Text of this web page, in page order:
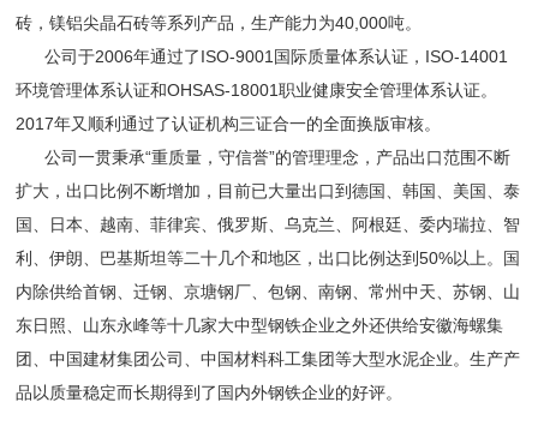
砖，镁铝尖晶石砖等系列产品，生产能力为40,000吨。
公司于2006年通过了ISO-9001国际质量体系认证，ISO-14001
环境管理体系认证和OHSAS-18001职业健康安全管理体系认证。
2017年又顺利通过了认证机构三证合一的全面换版审核。
公司一贯秉承“重质量，守信誉”的管理理念，产品出口范围不断
扩大，出口比例不断增加，目前已大量出口到德国、韩国、美国、泰
国、日本、越南、菲律宾、俄罗斯、乌克兰、阿根廷、委内瑞拉、智
利、伊朗、巴基斯坦等二十几个和地区，出口比例达到50%以上。国
内除供给首钢、迁钢、京塘钢厂、包钢、南钢、常州中天、苏钢、山
东日照、山东永峰等十几家大中型钢铁企业之外还供给安徽海螺集
团、中国建材集团公司、中国材料科工集团等大型水泥企业。生产产
品以质量稳定而长期得到了国内外钢铁企业的好评。